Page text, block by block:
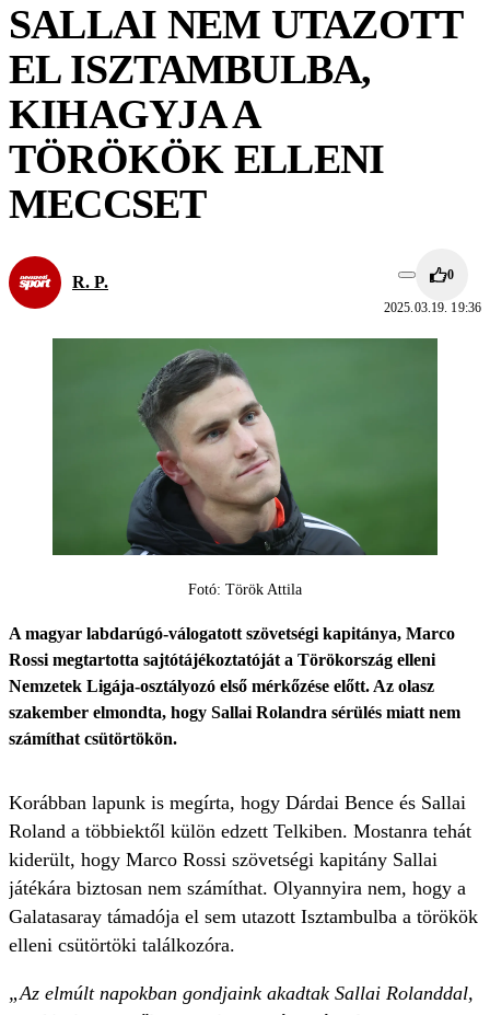
SALLAI NEM UTAZOTT
EL ISZTAMBULBA,
KIHAGYJA A
TÖRÖKÖK ELLENI
MECCSET
R. P. 0
2025.03.19. 19:36
Fotó: Török Attila
A magyar labdarúgó-válogatott szövetségi kapitánya, Marco
Rossi megtartotta sajtótájékoztatóját a Törökország elleni
Nemzetek Ligája-osztályozó első mérkőzése előtt. Az olasz
szakember elmondta, hogy Sallai Rolandra sérülés miatt nem
számíthat csütörtökön.
Korábban lapunk is megírta, hogy Dárdai Bence és Sallai
Roland a többiektől külön edzett Telkiben. Mostanra tehát
kiderült, hogy Marco Rossi szövetségi kapitány Sallai
játékára biztosan nem számíthat. Olyannyira nem, hogy a
Galatasaray támadója el sem utazott Isztambulba a törökök
elleni csütörtöki találkozóra.
„Az elmúlt napokban gondjaink akadtak Sallai Rolanddal,